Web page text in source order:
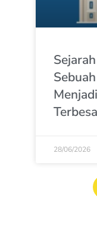
28/06/2026